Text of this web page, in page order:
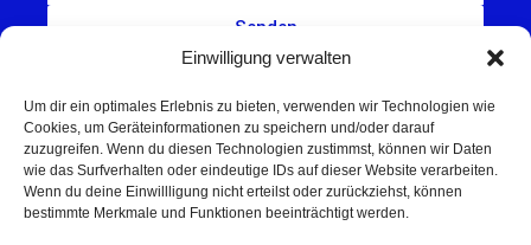
Einwilligung verwalten
Um dir ein optimales Erlebnis zu bieten, verwenden wir Technologien wie
Cookies, um Geräteinformationen zu speichern und/oder darauf
zuzugreifen. Wenn du diesen Technologien zustimmst, können wir Daten
wie das Surfverhalten oder eindeutige IDs auf dieser Website verarbeiten.
Wenn du deine Einwillligung nicht erteilst oder zurückziehst, können
bestimmte Merkmale und Funktionen beeinträchtigt werden.
Schweinfurt NEWS – Aktuelle Nachrichten,
Senden